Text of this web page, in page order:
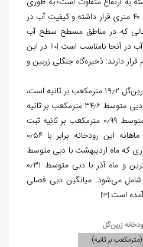
که در کوهپایه‌ها در عمق ۳۰ تا ۴۰ متری قرار داشته و کیفیت آب در
که در مناطق مسطح سطح آب
آب در آنجا نامناسب است.[10]
در این
دارند: ذخیره‌گاه جنگلی زربین و
میانگین دبی سالانه رودخانه زرين‌گل ۱۹٫۲ مترمکعب بر ثانیه است،
که بیشترین آن در فروردین با دبی متوسط ۳۴٫۶ مترمکعب بر ثانیه
و کمترین آن در آبان با دبی متوسط ۰٫۹۹ مترمکعب بر ثانیه ثبت
میانگین دبی ماهانه این رودخانه برابر با ۰٫۵۴
که ماه اردیبهشت با دبی متوسط
۱٫۱۳۰ مترمکعب بر ثانیه بیشترین و ماه آذر با دبی متوسط ۰٫۳۱
شامل می‌شود. میانگین دبی فصلی
است:[13]
بر ثانیه)